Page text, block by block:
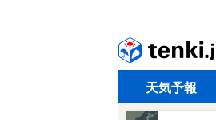
天気予報